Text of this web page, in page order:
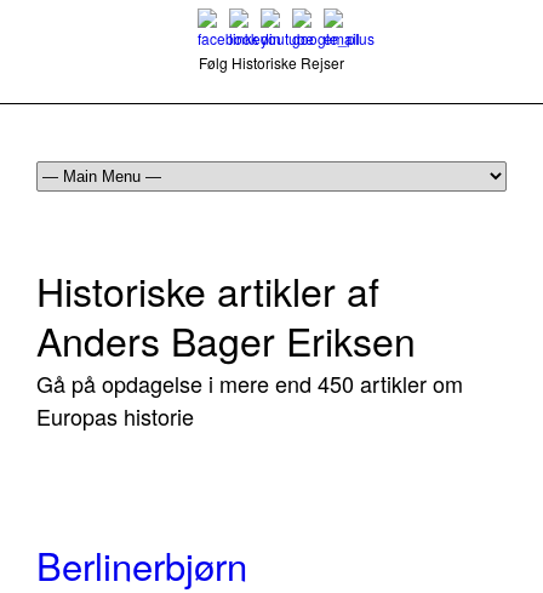
Følg Historiske Rejser
Historiske artikler af
Anders Bager Eriksen
Gå på opdagelse i mere end 450 artikler om
Europas historie
Berlinerbjørn